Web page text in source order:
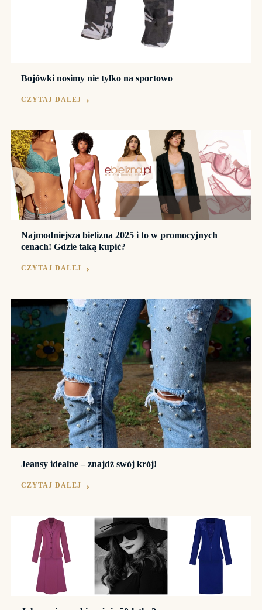
Bojówki nosimy nie tylko na sportowo
CZYTAJ DALEJ
Najmodniejsza bielizna 2025 i to w promocyjnych
cenach! Gdzie taką kupić?
CZYTAJ DALEJ
Jeansy idealne – znajdź swój krój!
CZYTAJ DALEJ